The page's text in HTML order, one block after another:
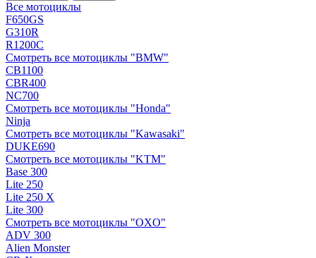
Все мотоциклы
F650GS
G310R
R1200C
Смотреть все мотоциклы "BMW"
CB1100
CBR400
NC700
Смотреть все мотоциклы "Honda"
Ninja
Смотреть все мотоциклы "Kawasaki"
DUKE690
Смотреть все мотоциклы "KTM"
Base 300
Lite 250
Lite 250 X
Lite 300
Смотреть все мотоциклы "OXO"
ADV 300
Alien Monster